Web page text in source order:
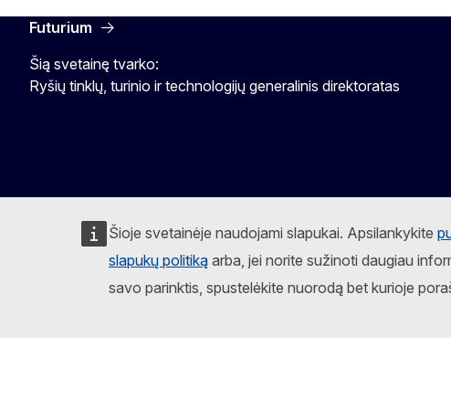
Šioje svetainėje naudojami slapukai. Apsilankykite
slapukų politiką arba, jei norite sužinoti daugiau
savo parinktis, spustelėkite nuorodą bet kurioje
Futurium
Šią svetainę tvarko:
Ryšių tinklų, turinio ir technologijų generalinis direktoratas